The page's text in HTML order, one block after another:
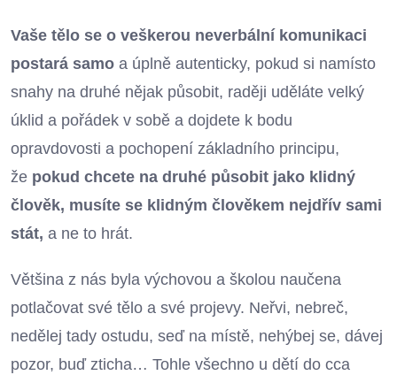
Vaše tělo se o veškerou neverbální komunikaci
postará samo a úplně autenticky, pokud si namísto
snahy na druhé nějak působit, raději uděláte velký
úklid a pořádek v sobě a dojdete k bodu
opravdovosti a pochopení základního principu,
že pokud chcete na druhé působit jako klidný
člověk, musíte se klidným člověkem nejdřív sami
stát, a ne to hrát.
Většina z nás byla výchovou a školou naučena
potlačovat své tělo a své projevy. Neřvi, nebreč,
nedělej tady ostudu, seď na místě, nehýbej se, dávej
pozor, buď zticha… Tohle všechno u dětí do cca